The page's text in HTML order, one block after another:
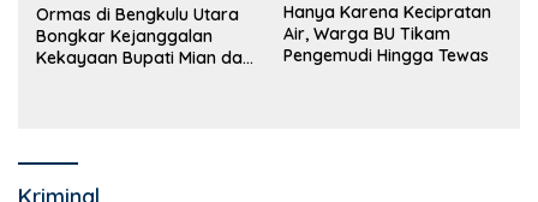
Ormas di Bengkulu Utara
Bongkar Kejanggalan
Kekayaan Bupati Mian dan
Hanya Karena Kecipratan
Air, Warga BU Tikam
Pengemudi Hingga Tewas
Kriminal